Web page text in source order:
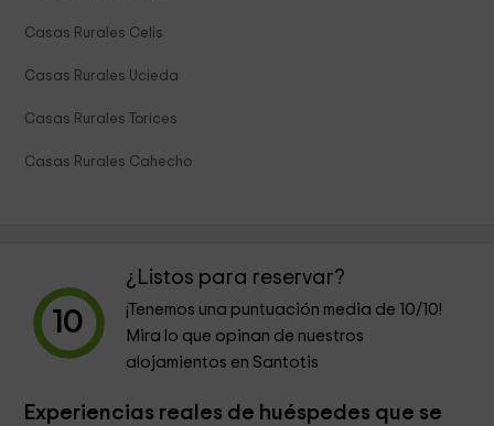
Casas Rurales Celis
Casas Rurales Ucieda
Casas Rurales Torices
Casas Rurales Cahecho
10
¿Listos para reservar?
¡Tenemos una puntuación media de 10/10!
Mira lo que opinan de nuestros
alojamientos en Santotis
Experiencias reales de huéspedes que se